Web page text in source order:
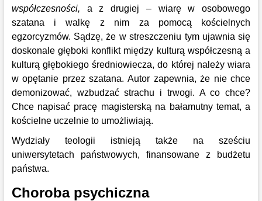
współczesności, a z drugiej – wiarę w osobowego
szatana i walkę z nim za pomocą kościelnych
egzorcyzmów. Sądzę, że w streszczeniu tym ujawnia się
doskonale głęboki konflikt między kulturą współczesną a
kulturą głębokiego średniowiecza, do której należy wiara
w opętanie przez szatana. Autor zapewnia, że nie chce
demonizować, wzbudzać strachu i trwogi. A co chce?
Chce napisać pracę magisterską na bałamutny temat, a
kościelne uczelnie to umożliwiają.
Wydziały teologii istnieją także na sześciu
uniwersytetach państwowych, finansowane z budżetu
państwa.
Choroba psychiczna